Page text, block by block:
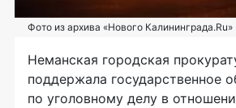
Фото из архива «Нового Калининграда.Ru»
Неманская городская
поддержала государственное
по уголовному делу в